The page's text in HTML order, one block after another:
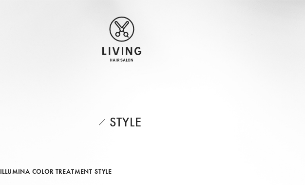
STYLE
ILLUMINA COLOR TREATMENT STYLE